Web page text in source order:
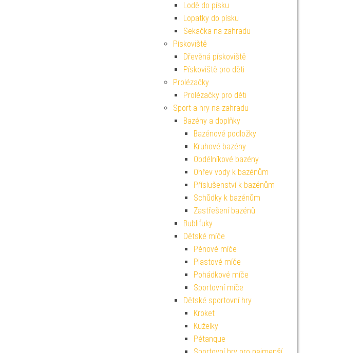
Lodě do písku
Lopatky do písku
Sekačka na zahradu
Pískoviště
Dřevěná pískoviště
Pískoviště pro děti
Prolézačky
Prolézačky pro děti
Sport a hry na zahradu
Bazény a doplňky
Bazénové podložky
Kruhové bazény
Obdélníkové bazény
Ohřev vody k bazénům
Příslušenství k bazénům
Schůdky k bazénům
Zastřešení bazénů
Bublifuky
Dětské míče
Pěnové míče
Plastové míče
Pohádkové míče
Sportovní míče
Dětské sportovní hry
Kroket
Kuželky
Pétanque